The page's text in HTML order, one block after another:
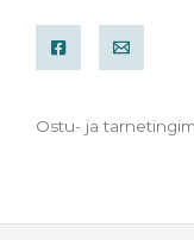
Ostu- ja